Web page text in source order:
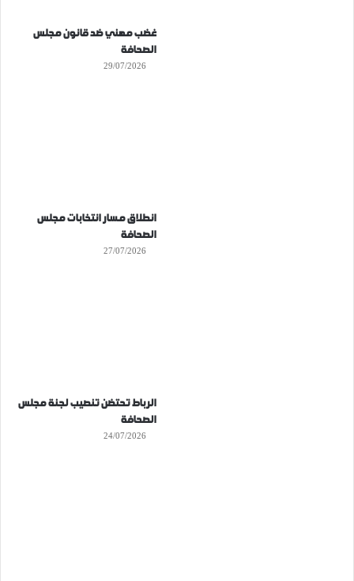
غضب مهني ضد قانون مجلس
الصحافة
29/07/2026
انطلاق مسار انتخابات مجلس
الصحافة
27/07/2026
الرباط تحتضن تنصيب لجنة مجلس
الصحافة
24/07/2026